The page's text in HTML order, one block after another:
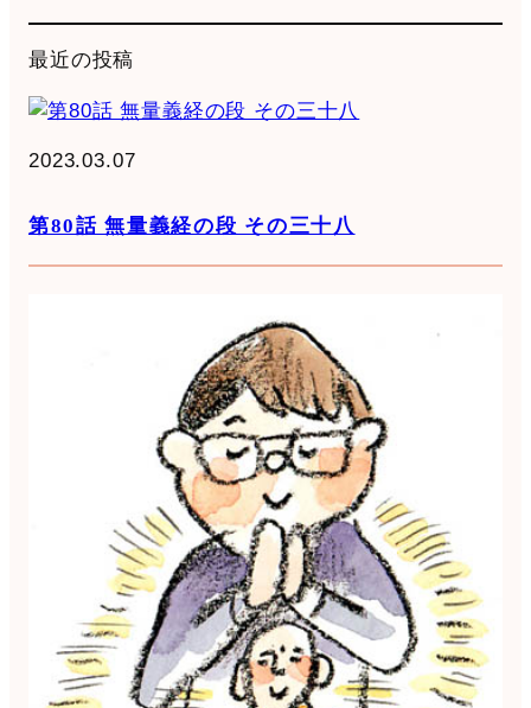
最近の投稿
2023.03.07
第80話 無量義経の段 その三十八